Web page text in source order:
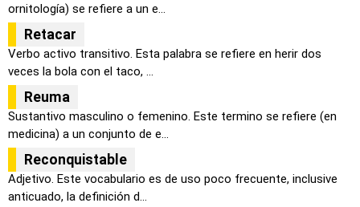
ornitología) se refiere a un e...
Retacar
Verbo activo transitivo. Esta palabra se refiere en herir dos
veces la bola con el taco, ...
Reuma
Sustantivo masculino o femenino. Este termino se refiere (en
medicina) a un conjunto de e...
Reconquistable
Adjetivo. Este vocabulario es de uso poco frecuente, inclusive
anticuado, la definición d...